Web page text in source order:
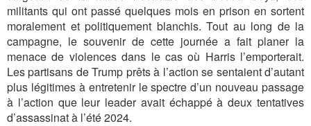
militants qui ont passé quelques mois en prison en sortent
moralement et politiquement blanchis. Tout au long de la
campagne, le souvenir de cette journée a fait planer la
menace de violences dans le cas où Harris l’emporterait.
Les partisans de Trump prêts à l’action se sentaient d’autant
plus légitimes à entretenir le spectre d’un nouveau passage
à l’action que leur leader avait échappé à deux tentatives
d’assassinat à l’été 2024.